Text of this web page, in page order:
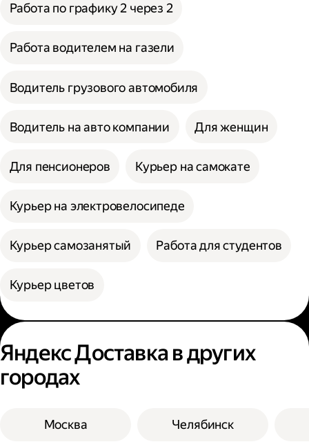
Работа по графику 2 через 2
Работа водителем на газели
Водитель грузового автомобиля
Водитель на авто компании Для женщин
Для пенсионеров Курьер на самокате
Курьер на электровелосипеде
Курьер самозанятый Работа для студентов
Курьер цветов
Яндекс Доставка в других
городах
Москва Челябинск